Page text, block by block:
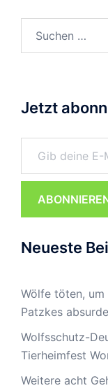
nach:
Jetzt
Gib deine E-Mail-Adresse ein ...
Neueste
Wölfe töten,
Patzkes
Wolfsschutz-
Tierheimfest
Weitere acht